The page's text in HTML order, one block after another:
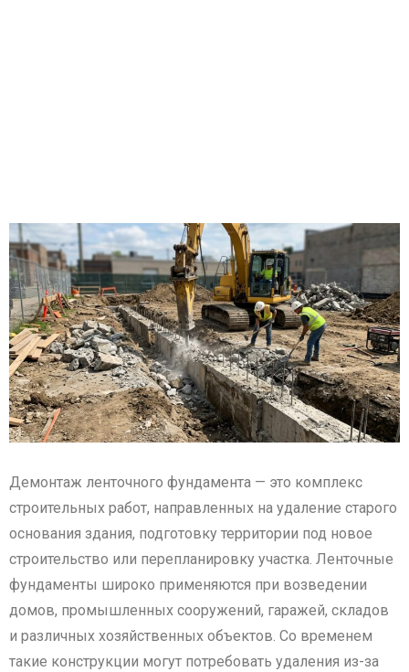
Демонтаж ленточного фундамента — это комплекс
строительных работ, направленных на удаление старого
основания здания, подготовку территории под новое
строительство или перепланировку участка. Ленточные
фундаменты широко применяются при возведении
домов, промышленных сооружений, гаражей, складов
и различных хозяйственных объектов. Со временем
такие конструкции могут потребовать удаления из-за